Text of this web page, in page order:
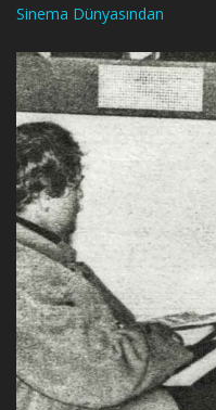
Sinema Dünyasından